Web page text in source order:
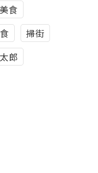
食
掃街
郎